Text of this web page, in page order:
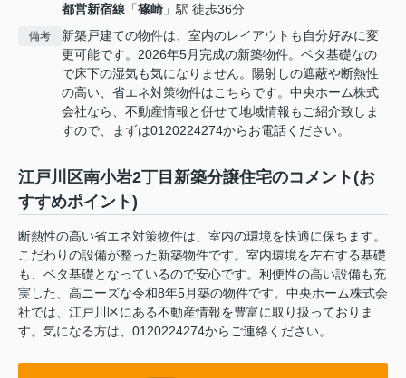
都営新宿線 「篠崎 」駅 徒歩36分
備考
新築戸建ての物件は、室内のレイアウトも自分好みに変
更可能です。2026年5月完成の新築物件。ベタ基礎なの
で床下の湿気も気になりません。陽射しの遮蔽や断熱性
の高い、省エネ対策物件はこちらです。中央ホーム株式
会社なら、不動産情報と併せて地域情報もご紹介致しま
すので、まずは0120224274からお電話ください。
江戸川区南小岩2丁目新築分譲住宅のコメント(お
すすめポイント)
断熱性の高い省エネ対策物件は、室内の環境を快適に保ちます。
こだわりの設備が整った新築物件です。室内環境を左右する基礎
も、ベタ基礎となっているので安心です。利便性の高い設備も充
実した、高ニーズな令和8年5月築の物件です。中央ホーム株式会
社では、江戸川区にある不動産情報を豊富に取り扱っておりま
す。気になる方は、0120224274からご連絡ください。